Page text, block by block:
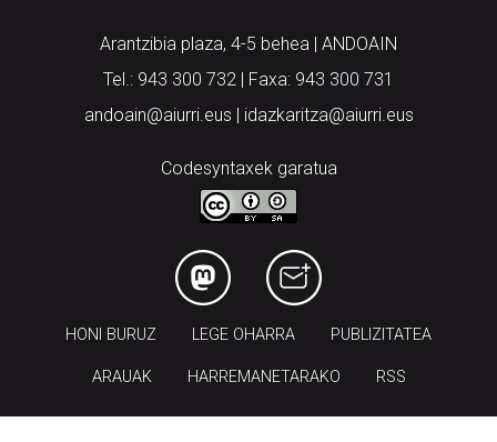
Arantzibia plaza, 4-5 behea | ANDOAIN
Tel.: 943 300 732 | Faxa: 943 300 731
andoain@aiurri.eus | idazkaritza@aiurri.eus
Codesyntaxek garatua
HONI BURUZ LEGE OHARRA PUBLIZITATEA
ARAUAK HARREMANETARAKO RSS